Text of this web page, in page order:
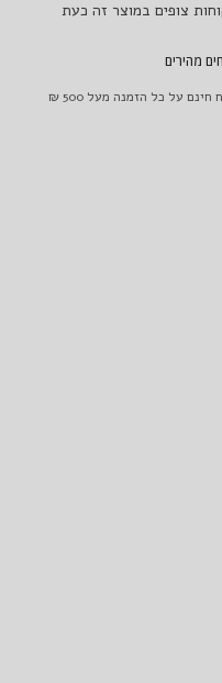
מהירים
על כל הזמנה מעל 500 ₪